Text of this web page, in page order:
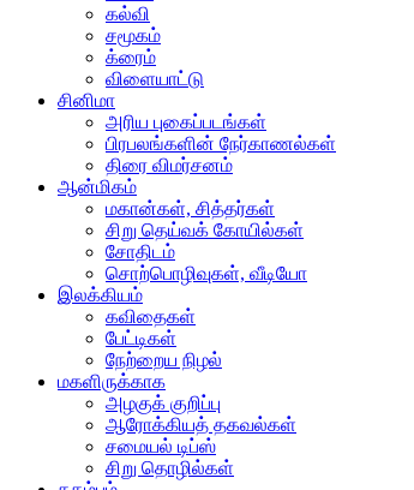
கல்வி
சமூகம்
க்ரைம்
விளையாட்டு
சினிமா
அரிய புகைப்படங்கள்
பிரபலங்களின் நேர்காணல்கள்
திரை விமர்சனம்
ஆன்மிகம்
மகான்கள், சித்தர்கள்
சிறு தெய்வக் கோயில்கள்
சோதிடம்
சொற்பொழிவுகள், வீடியோ
இலக்கியம்
கவிதைகள்
பேட்டிகள்
நேற்றைய நிழல்
மகளிருக்காக
அழகுக் குறிப்பு
ஆரோக்கியத் தகவல்கள்
சமையல் டிப்ஸ்
சிறு தொழில்கள்